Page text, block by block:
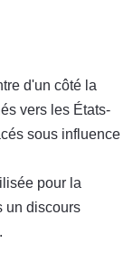
d'un côté la
vers les États-
sous influence
pour la
un discours